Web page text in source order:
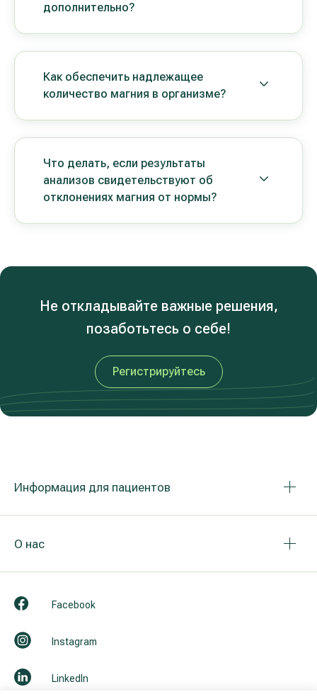
дополнительно?
Как обеспечить надлежащее
количество магния в организме?
Что делать, если результаты
анализов свидетельствуют об
отклонениях магния от нормы?
Не откладывайте важные решения,
позаботьтесь о себе!
Регистрируйтесь
Информация для пациентов
О нас
Facebook
Instagram
LinkedIn